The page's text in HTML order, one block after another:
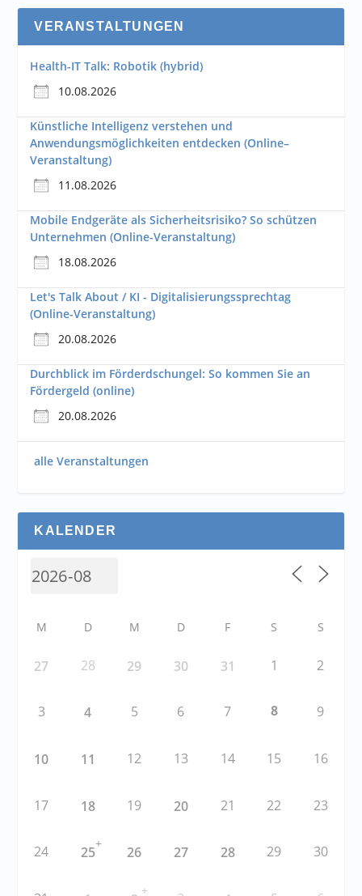
VERANSTALTUNGEN
Health-IT Talk: Robotik (hybrid)
10.08.2026
Künstliche Intelligenz verstehen und
Anwendungsmöglichkeiten entdecken (Online–
Veranstaltung)
11.08.2026
Mobile Endgeräte als Sicherheitsrisiko? So schützen
Unternehmen (Online-Veranstaltung)
18.08.2026
Let's Talk About / KI - Digitalisierungssprechtag
(Online-Veranstaltung)
20.08.2026
Durchblick im Förderdschungel: So kommen Sie an
Fördergeld (online)
20.08.2026
alle Veranstaltungen
KALENDER
M D M D F S S
27 28 29 30 31 1 2
3 4 5 6 7 8 9
10 11 12 13 14 15 16
17 18 19 20 21 22 23
24 25
+
26 27 28 29 30
+